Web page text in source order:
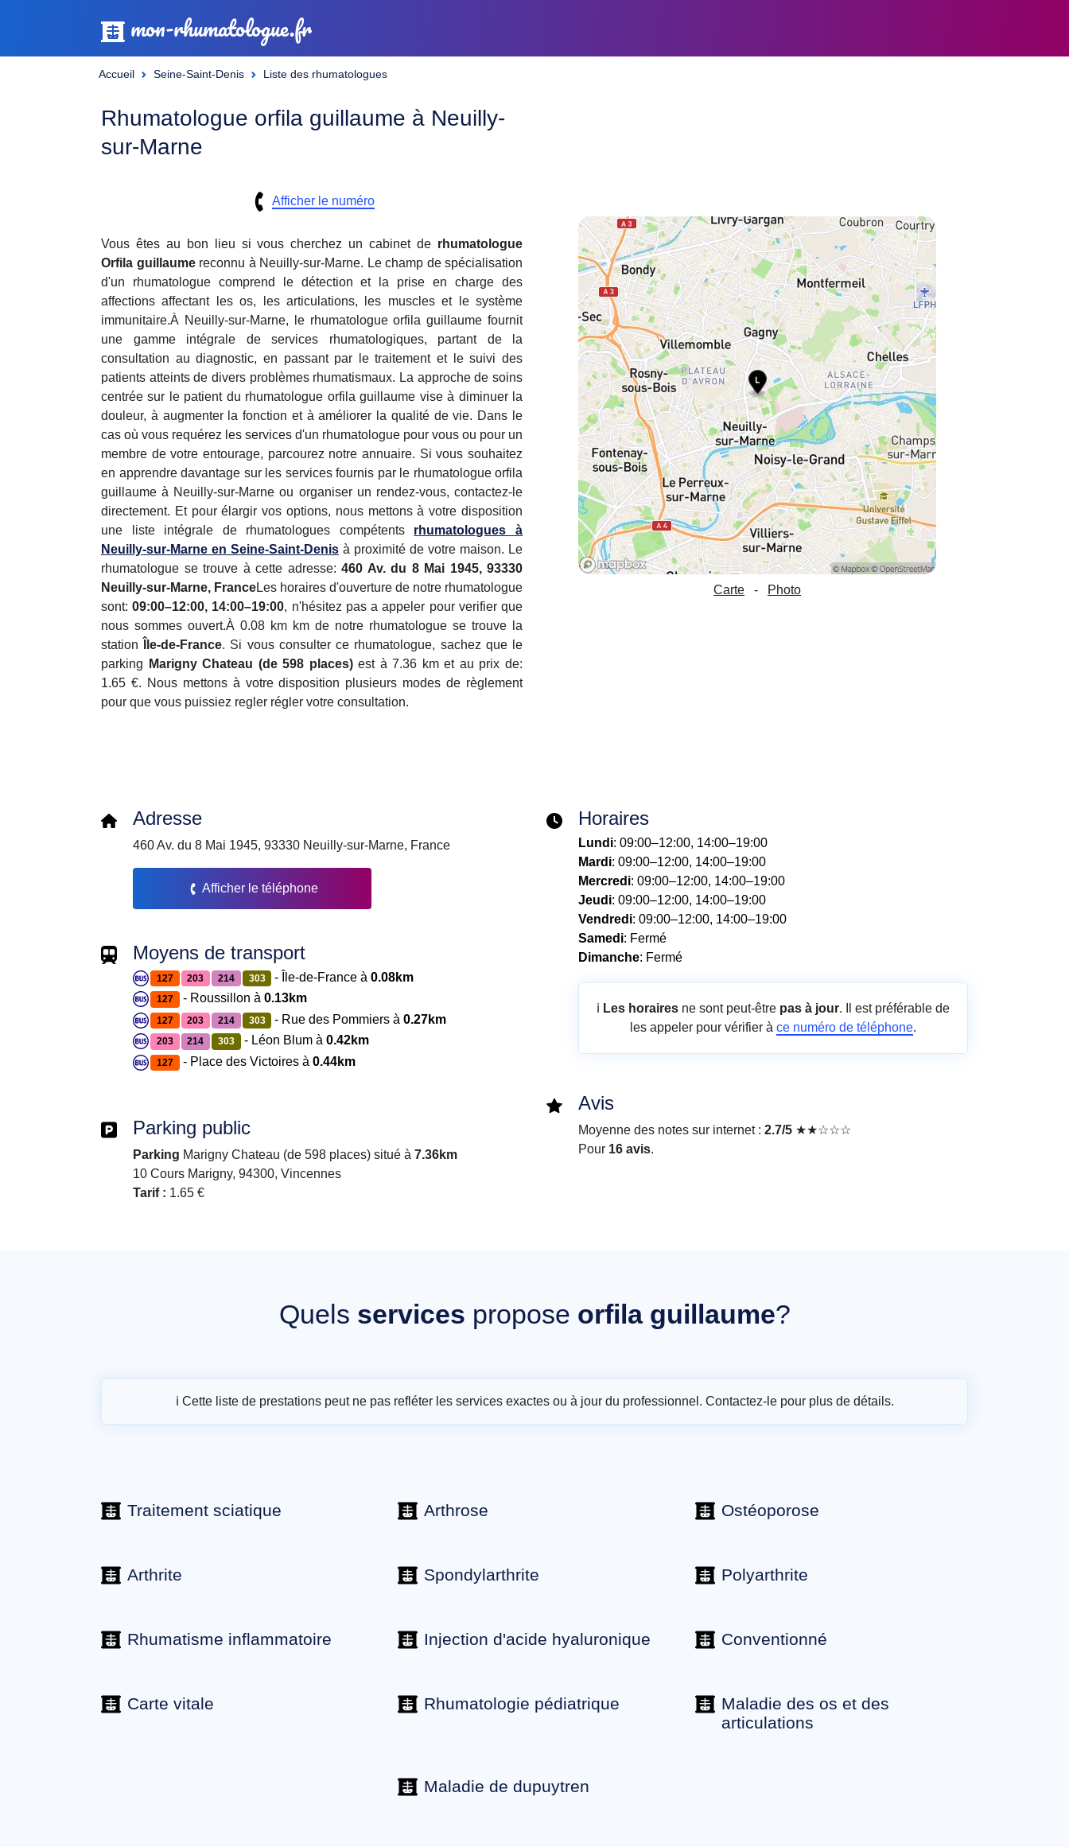
mon-rhumatologue.fr
Accueil Seine-Saint-Denis Liste des rhumatologues
Rhumatologue orfila guillaume à Neuilly-
sur-Marne
Afficher le numéro
Vous êtes au bon lieu si vous cherchez un cabinet de rhumatologue
Orfila guillaumereconnu à Neuilly-sur-Marne. Le champ de spécialisation
d'un rhumatologue comprend le détection et la prise en charge des
affections affectant les os, les articulations, les muscles et le système
immunitaire.À Neuilly-sur-Marne, le rhumatologue orfila guillaume fournit
une gamme intégrale de services rhumatologiques, partant de la
consultation au diagnostic, en passant par le traitement et le suivi des
patients atteints de divers problèmes rhumatismaux. La approche de soins
centrée sur le patient du rhumatologue orfila guillaume vise à diminuer la
douleur, à augmenter la fonction et à améliorer la qualité de vie. Dans le
cas où vous requérez les services d'un rhumatologue pour vous ou pour un
membre de votre entourage, parcourez notre annuaire. Si vous souhaitez
en apprendre davantage sur les services fournis par le rhumatologue orfila
guillaume à Neuilly-sur-Marne ou organiser un rendez-vous, contactez-le
directement. Et pour élargir vos options, nous mettons à votre disposition
une liste intégrale de rhumatologues compétents rhumatologues à
Neuilly-sur-Marne en Seine-Saint-Denis à proximité de votre maison. Le
rhumatologue se trouve à cette adresse: 460 Av. du 8 Mai 1945, 93330
Neuilly-sur-Marne, FranceLes horaires d'ouverture de notre rhumatologue
sont:09:00–12:00, 14:00–19:00, n'hésitez pas a appeler pour verifier que
nous sommes ouvert.À 0.08 km km de notre rhumatologue se trouve la
station
Île-de-France. Si vous consulter ce rhumatologue, sachez que le
parking
Marigny Chateau (de 598 places)est à 7.36 km et au prix de:
1.65 €. Nous mettons à votre disposition plusieurs modes de règlement
pour que vous puissiez regler régler votre consultation.
Carte - Photo
Adresse
460 Av. du 8 Mai 1945, 93330 Neuilly-sur-Marne, France
Afficher le téléphone
Moyens de transport
127 203 214 303 - Île-de-France à0.08km
127 - Roussillon à 0.13km
127 203 214 303 - Rue des Pommiers à0.27km
203 214 303 - Léon Blum à 0.42km
127 - Place des Victoires à 0.44km
Parking public
Parking Marigny Chateau (de 598 places) situé à 7.36km
10 Cours Marigny, 94300, Vincennes
Tarif : 1.65 €
Horaires
Lundi: 09:00–12:00, 14:00–19:00
Mardi: 09:00–12:00, 14:00–19:00
Mercredi: 09:00–12:00, 14:00–19:00
Jeudi: 09:00–12:00, 14:00–19:00
Vendredi: 09:00–12:00, 14:00–19:00
Samedi: Fermé
Dimanche: Fermé
ℹ️ Les horaires ne sont peut-être pas à jour. Il est préférable de
les appeler pour vérifier à ce numéro de téléphone.
Avis
Moyenne des notes sur internet : 2.7/5 ★★☆☆☆
Pour 16 avis.
Quels services propose orfila guillaume?
ℹ️ Cette liste de prestations peut ne pas refléter les services exactes ou à jour du professionnel. Contactez-le pour plus de détails.
Traitement sciatique Arthrose Ostéoporose
Arthrite Spondylarthrite Polyarthrite
Rhumatisme inflammatoire Injection d'acide hyaluronique Conventionné
Carte vitale Rhumatologie pédiatrique
Maladie des os et des
articulations
Maladie de dupuytren